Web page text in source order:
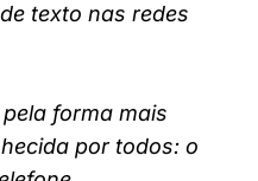
texto nas redes
forma mais
por todos: o